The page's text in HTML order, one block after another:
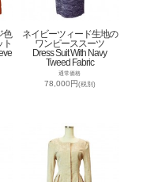
色
ト
ネイビーツィード生地の
ワンピーススーツ
Dress Suit With Navy
Tweed Fabric
通常価格
78,000円(税別)